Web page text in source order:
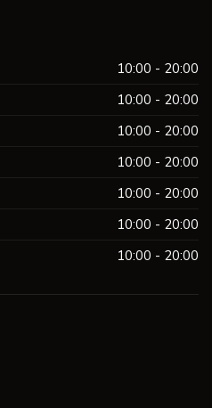
10:00 - 20:00
10:00 - 20:00
10:00 - 20:00
10:00 - 20:00
10:00 - 20:00
10:00 - 20:00
10:00 - 20:00